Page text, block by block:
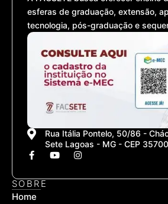
esferas de graduação, extensão,
tecnologia, pós-graduação e
Rua Itália Pontelo, 50/86 -
Sete Lagoas - MG - CEP
F
a
e
b
o
Y
o
t
I
n
t
SOBRE
Home